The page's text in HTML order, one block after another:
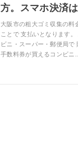
方。スマホ決済
大阪市の粗大ゴミ収集の料
ことで 支払いとなります
ビニ・スーパー・郵便局で
手数料券が買えるコンビニ...